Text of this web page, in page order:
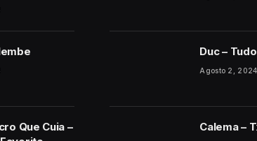
Que Cuia –
Duc –
Agosto 2, 2024
Calema –